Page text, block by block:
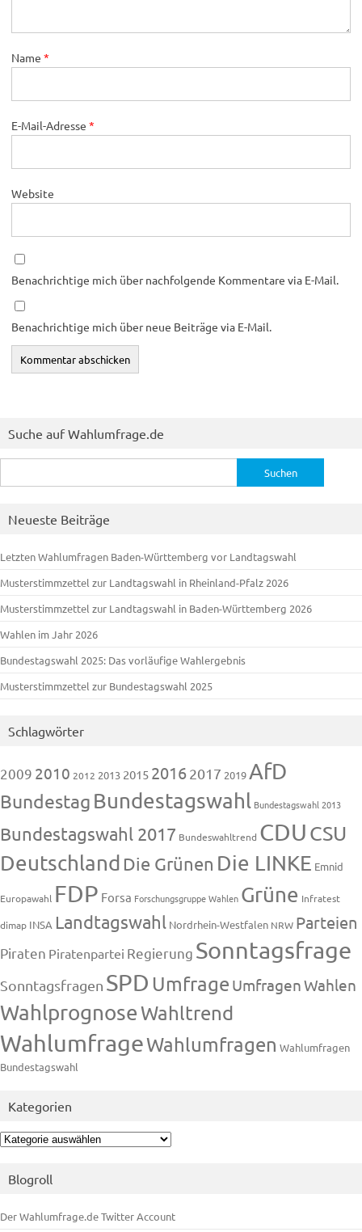
Name *
E-Mail-Adresse *
Website
Benachrichtige mich über nachfolgende Kommentare via E-Mail.
Benachrichtige mich über neue Beiträge via E-Mail.
Suche auf Wahlumfrage.de
nach:
Neueste Beiträge
Letzten Wahlumfragen Baden-Württemberg vor Landtagswahl
Musterstimmzettel zur Landtagswahl in Rheinland-Pfalz 2026
Musterstimmzettel zur Landtagswahl in Baden-Württemberg 2026
Wahlen im Jahr 2026
Bundestagswahl 2025: Das vorläufige Wahlergebnis
Musterstimmzettel zur Bundestagswahl 2025
Schlagwörter
2009 2010 2012 2013 2015 20162017 2019AfD
Bundestag Bundestagswahl Bundestagswahl 2013
Bundestagswahl 2017 Bundeswahltrend CDUCSU
Deutschland Die Grünen Die LINKE Emnid
Europawahl FDP Forsa Forschungsgruppe Wahlen Grüne Infratest
dimap INSA Landtagswahl Nordrhein-Westfalen NRW Parteien
Piraten Piratenpartei Regierung Sonntagsfrage
Sonntagsfragen SPD Umfrage UmfragenWahlen
WahlprognoseWahltrend
WahlumfrageWahlumfragen Wahlumfragen
Bundestagswahl
Kategorien
Kategorien
Blogroll
Der Wahlumfrage.de Twitter Account